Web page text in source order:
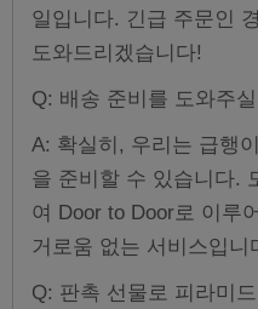
일입니다. 긴급 주문인
도와드리겠습니다!
Q: 배송 준비를 도와주
A: 확실히, 우리는 급행
을 준비할 수 있습니다.
여 Door to Door로 이루
거로움 없는 서비스입니
Q: 판촉 선물로 피라미